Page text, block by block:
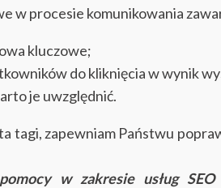
w procesie komunikowania
kluczowe;
do kliknięcia w wynik
je uwzględnić.
zapewniam Państwu
w zakresie usług